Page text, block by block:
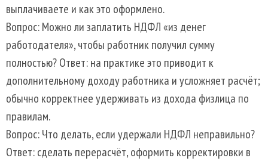
выплачиваете и как это оформлено.
Вопрос: Можно ли заплатить НДФЛ «из денег
работодателя», чтобы работник получил сумму
полностью? Ответ: на практике это приводит к
дополнительному доходу работника и усложняет расчёт;
обычно корректнее удерживать из дохода физлица по
правилам.
Вопрос: Что делать, если удержали НДФЛ неправильно?
Ответ: сделать перерасчёт, оформить корректировки в